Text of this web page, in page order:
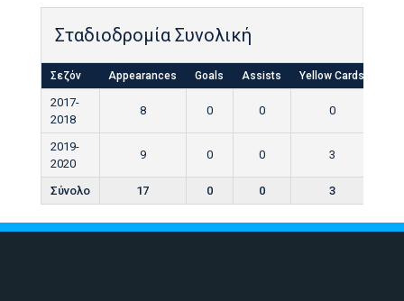
Σταδιοδρομία Συνολική
Σεζόν Appearances Goals Assists Yellow Cards
2017-
2018
8 0 0 0
2019-
2020
9 0 0 3
Σύνολο 17 0 0 3